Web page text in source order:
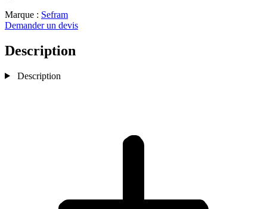
Marque : Sefram
Demander un devis
Description
Description